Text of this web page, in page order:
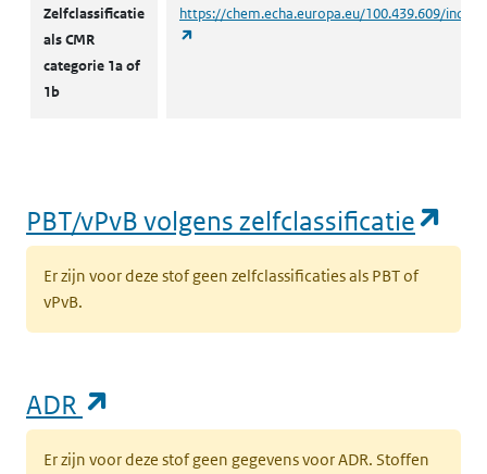
Zelfclassificatie
als CMR
categorie 1a of
1b
https://chem.echa.europa.eu/100.439.609/
PBT/vPvB volgens zelfclassificatie
Er zijn voor deze stof geen zelfclassificaties als PBT of
vPvB.
ADR
Er zijn voor deze stof geen gegevens voor ADR. Stoffen